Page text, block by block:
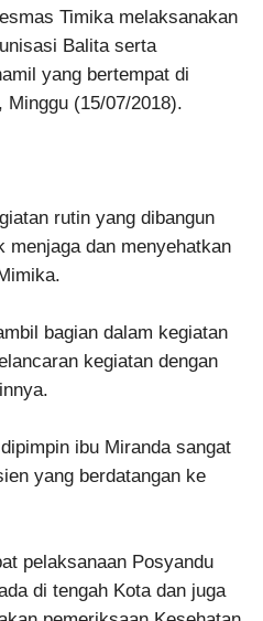
Timika melaksanakan
Balita serta
yang bertempat di
Minggu (15/07/2018).
rutin yang dibangun
menjaga dan menyehatkan
bagian dalam kegiatan
kegiatan dengan
ibu Miranda sangat
yang berdatangan ke
pelaksanaan Posyandu
di tengah Kota dan juga